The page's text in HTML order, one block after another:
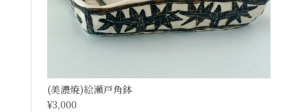
(美濃焼)絵瀬戸角鉢
¥3,000